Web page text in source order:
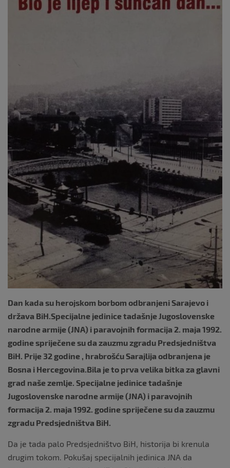
Dan kada su herojskom borbom odbranjeni Sarajevo i
država BiH.Specijalne jedinice tadašnje Jugoslovenske
narodne armije (JNA) i paravojnih formacija 2. maja 1992.
godine spriječene su da zauzmu zgradu Predsjedništva
BiH. Prije 32 godine , hrabrošću Sarajlija odbranjena je
Bosna i Hercegovina.Bila je to prva velika bitka za glavni
grad naše zemlje. Specijalne jedinice tadašnje
Jugoslovenske narodne armije (JNA) i paravojnih
formacija 2. maja 1992. godine spriječene su da zauzmu
zgradu Predsjedništva BiH.
Da je tada palo Predsjedništvo BiH, historija bi krenula
drugim tokom. Pokušaj specijalnih jedinica JNA da